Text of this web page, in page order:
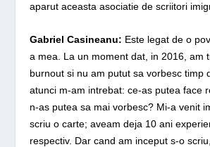
aparut aceasta asociatie de scriitori
Gabriel Casineanu: Este legat de o
a mea. La un moment dat, in 2016, am
burnout si nu am putut sa vorbesc timp
atunci m-am intrebat: ce-as putea face
n-as putea sa mai vorbesc? Mi-a venit
scriu o carte; aveam deja 10 ani
respectiv. Dar cand am inceput s-o